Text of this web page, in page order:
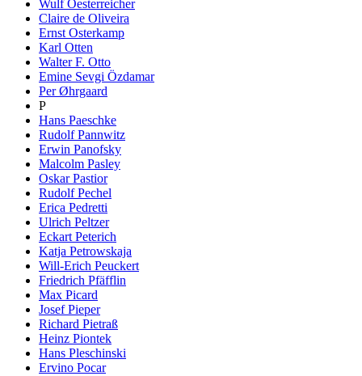
Wulf Oesterreicher
Claire de Oliveira
Ernst Osterkamp
Karl Otten
Walter F. Otto
Emine Sevgi Özdamar
Per Øhrgaard
P
Hans Paeschke
Rudolf Pannwitz
Erwin Panofsky
Malcolm Pasley
Oskar Pastior
Rudolf Pechel
Erica Pedretti
Ulrich Peltzer
Eckart Peterich
Katja Petrowskaja
Will-Erich Peuckert
Friedrich Pfäfflin
Max Picard
Josef Pieper
Richard Pietraß
Heinz Piontek
Hans Pleschinski
Ervino Pocar